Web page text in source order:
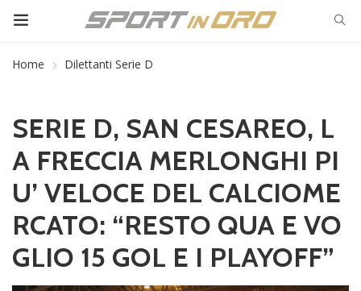
Home Dilettanti Serie D
SERIE D, SAN CESAREO, L
A FRECCIA MERLONGHI PI
U’ VELOCE DEL CALCIOME
RCATO: “RESTO QUA E VO
GLIO 15 GOL E I PLAYOFF”